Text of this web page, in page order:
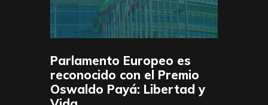
Parlamento Europeo es
reconocido con el Premio
Oswaldo Payá: Libertad y